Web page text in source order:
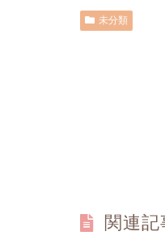
未分類
関連記